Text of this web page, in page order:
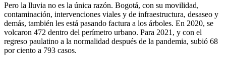
Pero la lluvia no es la única razón. Bogotá, con su movilidad,
contaminación, intervenciones viales y de infraestructura, desaseo y
demás, también les está pasando factura a los árboles. En 2020, se
volcaron 472 dentro del perímetro urbano. Para 2021, y con el
regreso paulatino a la normalidad después de la pandemia, subió 68
por ciento a 793 casos.